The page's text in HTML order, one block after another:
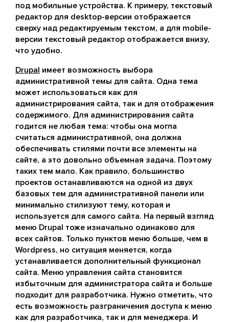
под мобильные устройства. К примеру, текстовый
редактор для desktop-версии отображается
сверху над редактируемым текстом, а для mobile-
версии текстовый редактор отображается внизу,
что удобно.
Drupal имеет возможность выбора
административной темы для сайта. Одна тема
может использоваться как для
администрирования сайта, так и для отображения
содержимого. Для администрирования сайта
годится не любая тема: чтобы она могла
считаться административной, она должна
обеспечивать стилями почти все элементы на
сайте, а это довольно объемная задача. Поэтому
таких тем мало. Как правило, большинство
проектов останавливаются на одной из двух
базовых тем для административной панели или
минимально стилизуют тему, которая и
используется для самого сайта. На первый взгляд
меню Drupal тоже изначально одинаково для
всех сайтов. Только пунктов меню больше, чем в
Wordpress, но ситуация меняется, когда
устанавливается дополнительный функционал
сайта. Меню управления сайта становится
избыточным для администратора сайта и больше
подходит для разработчика. Нужно отметить, что
есть возможность разграничения доступа к меню
как для разработчика, так и для менеджера. И